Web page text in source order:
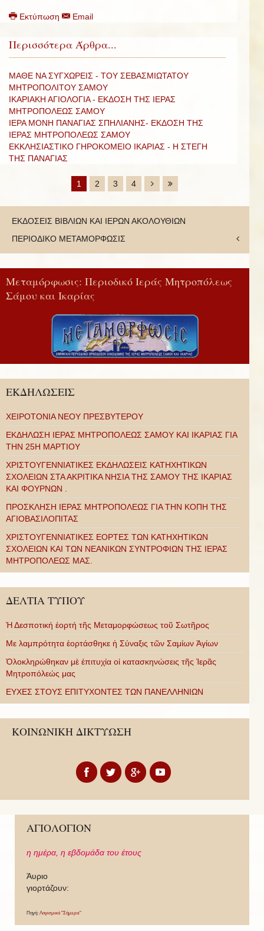
Εκτύπωση Email
Περισσότερα Άρθρα...
ΜΑΘΕ ΝΑ ΣΥΓΧΩΡΕΙΣ - ΤΟΥ ΣΕΒΑΣΜΙΩΤΑΤΟΥ
ΜΗΤΡΟΠΟΛΙΤΟΥ ΣΑΜΟΥ
ΙΚΑΡΙΑΚΗ ΑΓΙΟΛΟΓΙΑ - ΕΚΔΟΣΗ ΤΗΣ ΙΕΡΑΣ
ΜΗΤΡΟΠΟΛΕΩΣ ΣΑΜΟΥ
ΙΕΡΑ ΜΟΝΗ ΠΑΝΑΓΙΑΣ ΣΠΗΛΙΑΝΗΣ- ΕΚΔΟΣΗ ΤΗΣ
ΙΕΡΑΣ ΜΗΤΡΟΠΟΛΕΩΣ ΣΑΜΟΥ
ΕΚΚΛΗΣΙΑΣΤΙΚΟ ΓΗΡΟΚΟΜΕΙΟ ΙΚΑΡΙΑΣ - Η ΣΤΕΓΗ
ΤΗΣ ΠΑΝΑΓΙΑΣ
1 2 3 4
ΕΚΔΟΣΕΙΣ ΒΙΒΛΙΩΝ ΚΑΙ ΙΕΡΩΝ ΑΚΟΛΟΥΘΙΩΝ
ΠΕΡΙΟΔΙΚΟ ΜΕΤΑΜΟΡΦΩΣΙΣ
Μεταμόρφωσις: Περιοδικό Ιεράς Μητροπόλεως
Σάμου και Ικαρίας
ΕΚΔΗΛΩΣΕΙΣ
ΧΕΙΡΟΤΟΝΙΑ ΝΕΟΥ ΠΡΕΣΒΥΤΕΡΟΥ
ΕΚΔΗΛΩΣΗ ΙΕΡΑΣ ΜΗΤΡΟΠΟΛΕΩΣ ΣΑΜΟΥ ΚΑΙ ΙΚΑΡΙΑΣ ΓΙΑ
ΤΗΝ 25Η ΜΑΡΤΙΟΥ
ΧΡΙΣΤΟΥΓΕΝΝΙΑΤΙΚΕΣ ΕΚΔΗΛΩΣΕΙΣ ΚΑΤΗΧΗΤΙΚΩΝ
ΣΧΟΛΕΙΩΝ ΣΤΑ ΑΚΡΙΤΙΚΑ ΝΗΣΙΑ ΤΗΣ ΣΑΜΟΥ ΤΗΣ ΙΚΑΡΙΑΣ
ΚΑΙ ΦΟΥΡΝΩΝ .
ΠΡΟΣΚΛΗΣΗ ΙΕΡΑΣ ΜΗΤΡΟΠΟΛΕΩΣ ΓΙΑ ΤΗΝ ΚΟΠΗ ΤΗΣ
ΑΓΙΟΒΑΣΙΛΟΠΙΤΑΣ
ΧΡΙΣΤΟΥΓΕΝΝΙΑΤΙΚΕΣ ΕΟΡΤΕΣ ΤΩΝ ΚΑΤΗΧΗΤΙΚΩΝ
ΣΧΟΛΕΙΩΝ ΚΑΙ ΤΩΝ ΝΕΑΝΙΚΩΝ ΣΥΝΤΡΟΦΙΩΝ ΤΗΣ ΙΕΡΑΣ
ΜΗΤΡΟΠΟΛΕΩΣ ΜΑΣ.
ΔΕΛΤΙΑ ΤΥΠΟΥ
Ἡ Δεσποτική ἑορτή τῆς Μεταμορφώσεως τοῦ Σωτῆρος
Με λαμπρότητα ἑορτάσθηκε ἡ Σύναξις τῶν Σαμίων Ἁγίων
Ὁλοκληρώθηκαν μὲ ἐπιτυχία οἱ κατασκηνώσεις τῆς Ἱερᾶς
Μητροπόλεώς μας
ΕΥΧΕΣ ΣΤΟΥΣ ΕΠΙΤΥΧΟΝΤΕΣ ΤΩΝ ΠΑΝΕΛΛΗΝΙΩΝ
ΚΟΙΝΩΝΙΚΗ ΔΙΚΤΥΩΣΗ
ΑΓΙΟΛΟΓΙΟΝ
η ημέρα, η εβδομάδα του έτους
Άυριο
γιορτάζουν:
Πηγή: Λογισμικό "Σήμερα"